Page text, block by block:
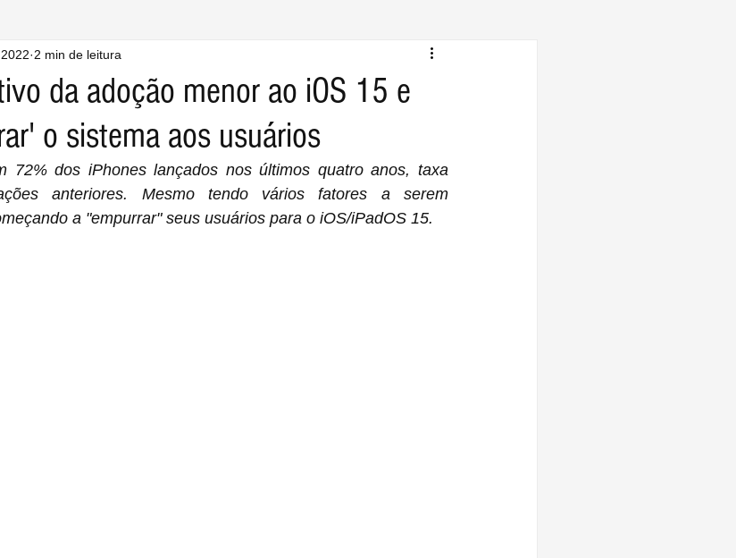
da adoção menor ao iOS 15 e
o sistema aos usuários
2 min de leitura
anteriores. Mesmo tendo vários fatores a serem
a "empurrar" seus usuários para o iOS/iPadOS 15.